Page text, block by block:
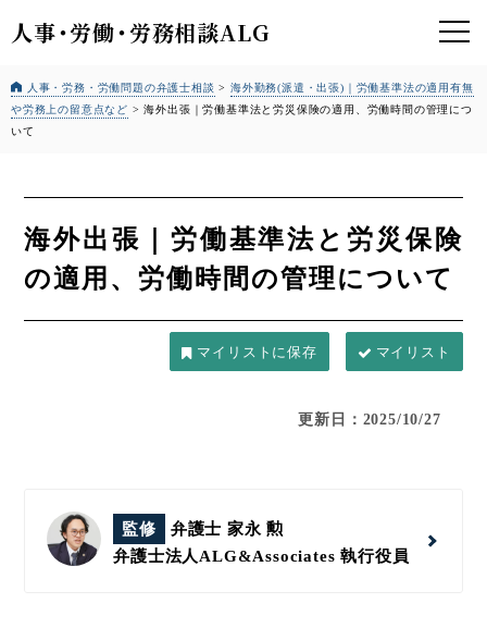
人事・労働・労務相談ALG
人事・労務・労働問題の弁護士相談 >海外勤務(派遣・出張)｜労働基準法の適用有無
や労務上の留意点など >海外出張｜労働基準法と労災保険の適用、労働時間の管理につ
いて
海外出張｜労働基準法と労災保険
の適用、労働時間の管理について
マイリスト
更新日：2025/10/27
監修
弁護士 家永 勲
弁護士法人ALG&Associates執行役員